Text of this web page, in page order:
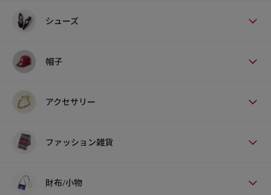
シューズ
帽子
アクセサリー
ファッション雑貨
財布/小物